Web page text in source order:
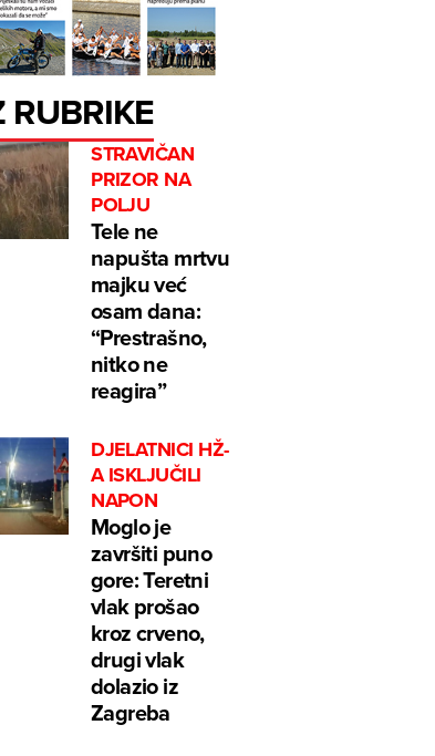
RUBRIKE
STRAVIČAN
PRIZOR NA
POLJU
Tele ne
napušta mrtvu
majku već
osam dana:
“Prestrašno,
nitko ne
reagira”
DJELATNICI HŽ-
A ISKLJUČILI
NAPON
Moglo je
završiti puno
gore: Teretni
vlak prošao
kroz crveno,
drugi vlak
dolazio iz
Zagreba